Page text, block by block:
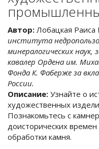
Автор: Лобацкая
института
минералогических наук,
кавалер Ордена им.
Фонда К. Фаберже за
России.
Описание:Узнайте о
художественных
Познакомьтесь с
доисторических
обработки камня.
Подробнее